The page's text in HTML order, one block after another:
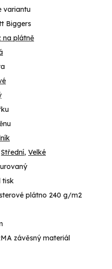
variantu
Biggers
na plátně
Střední, Velké
tisk
plátno 240 g/m2
závěsný materiál